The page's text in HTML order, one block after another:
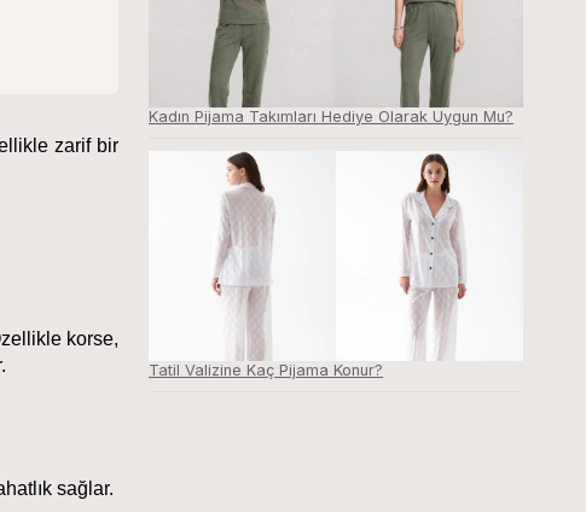
zarif bir
korse,
sağlar.
Kadın Pijama Takımları Hediye Olarak Uygun Mu?
Tatil Valizine Kaç Pijama Konur?